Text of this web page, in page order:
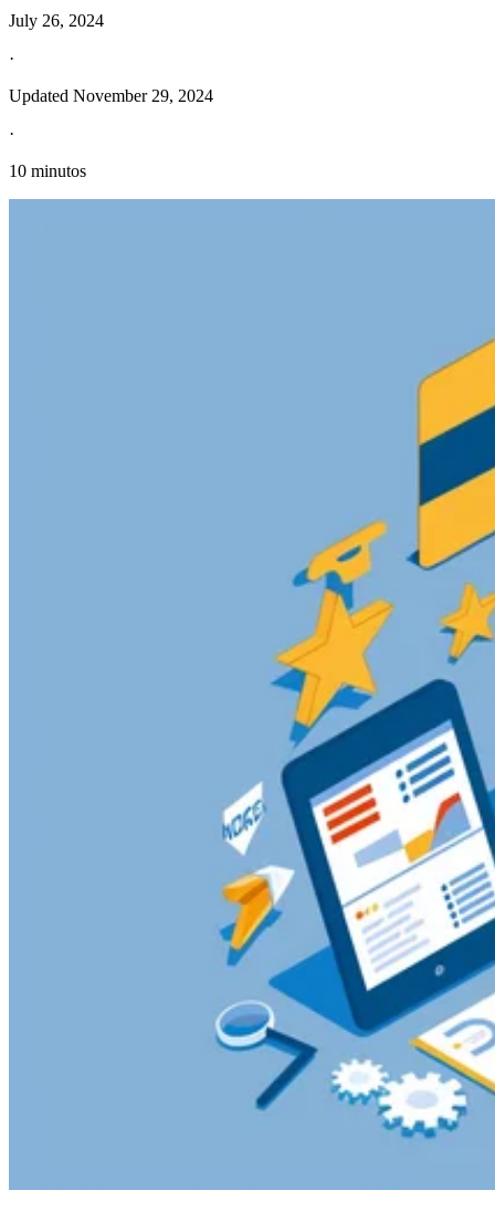
Asia-Pacífico
África
July 26, 2024
·
Updated November 29, 2024
·
10 minutos